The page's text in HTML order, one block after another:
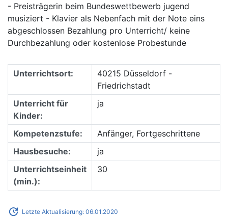
- Preisträgerin beim Bundeswettbewerb jugend
musiziert - Klavier als Nebenfach mit der Note eins
abgeschlossen Bezahlung pro Unterricht/ keine
Durchbezahlung oder kostenlose Probestunde
Unterrichtsort:
40215 Düsseldorf -
Friedrichstadt
Unterricht für
Kinder:
ja
Kompetenzstufe:
Anfänger, Fortgeschrittene
Hausbesuche:
ja
Unterrichtseinheit
(min.):
30
update Letzte Aktualisierung: 06.01.2020